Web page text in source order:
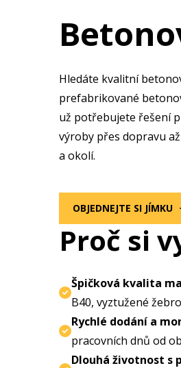
Hledáte kvalitní
prefabrikované
už potřebujete řešení
výroby přes dopravu
a okolí.
OBJEDNEJTE SI JÍMKU
Proč si
Špičková kvalita
B40, vyztužené
Rychlé dodání a
pracovních dnů od
Dlouhá životnost s